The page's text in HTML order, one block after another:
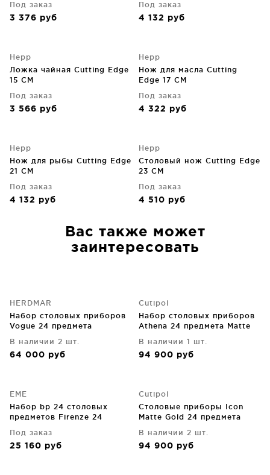
Под заказ
3 376 руб
Под заказ
4 132 руб
Hepp
Ложка чайная Cutting Edge
15 CM
Под заказ
3 566 руб
Hepp
Нож для масла Cutting
Edge 17 CM
Под заказ
4 322 руб
Hepp
Нож для рыбы Cutting Edge
21 CM
Под заказ
4 132 руб
Hepp
Столовый нож Cutting Edge
23 CM
Под заказ
4 510 руб
Вас также может
заинтересовать
HERDMAR
Набор столовых приборов
Vogue 24 предмета
В наличии 2 шт.
64 000 руб
Cutipol
Набор столовых приборов
Athena 24 предмета Matte
В наличии 1 шт.
94 900 руб
EME
Набор bp 24 столовых
предметов Firenze 24
Под заказ
25 160 руб
Cutipol
Столовые приборы Icon
Matte Gold 24 предмета
В наличии 2 шт.
94 900 руб